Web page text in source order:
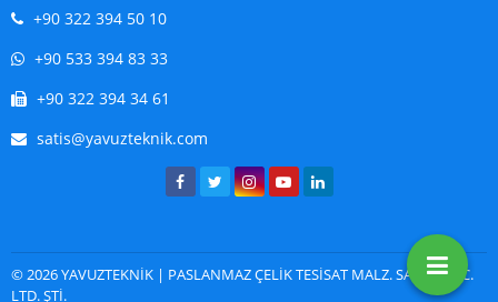
+90 322 394 50 10
+90 533 394 83 33
+90 322 394 34 61
satis@yavuzteknik.com
© 2026 YAVUZTEKNİK | PASLANMAZ ÇELİK TESİSAT MALZ. SAN. ve TİC.
LTD. ŞTİ.